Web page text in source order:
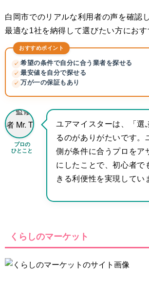
白岡市でのリアルな利用者の声を確認
最適な1社を納得して選びたい方におす
おすすめポイント
✓ 希望の条件で自分に合う業者を探せる
✓ 最安値を自分で探せる
✓ 万が一の保証もあり
プロの
ひとこと
ユアマイスターは、「選
るのがありがたいです。
側が条件に合うプロをア
にしたことで、初心者で
きる利便性を実現してい
くらしのマーケット